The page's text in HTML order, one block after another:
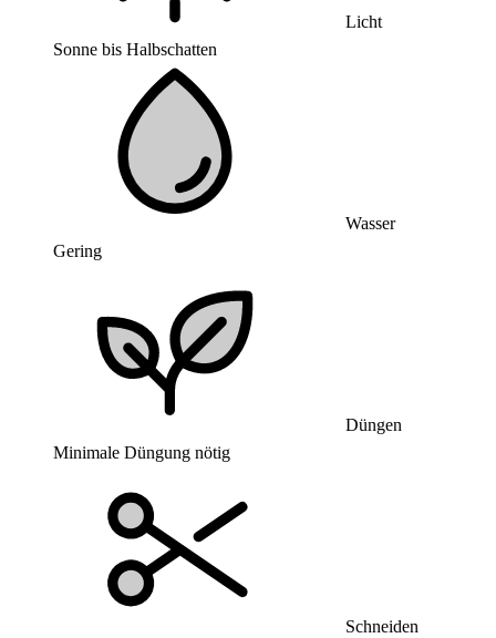
Licht
Sonne bis Halbschatten
Wasser
Gering
Düngen
Minimale Düngung nötig
Schneiden